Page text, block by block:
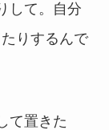
して。自分
りするんで
て置きた